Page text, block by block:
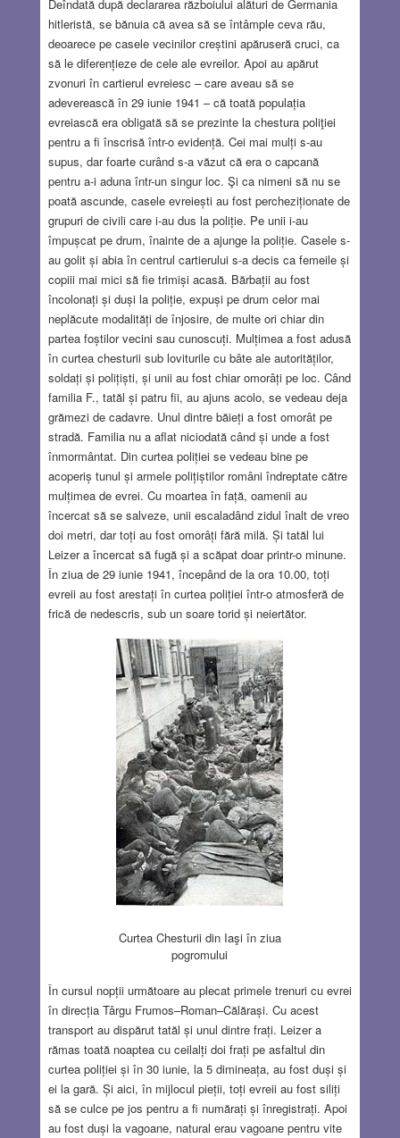
Deîndată după declararea războiului alături de Germania
hitleristă, se bănuia că avea să se întâmple ceva rău,
deoarece pe casele vecinilor creștini apăruseră cruci, ca
să le diferențieze de cele ale evreilor. Apoi au apărut
zvonuri în cartierul evreiesc – care aveau să se
adeverească în 29 iunie 1941 – că toată populația
evreiască era obligată să se prezinte la chestura poliţiei
pentru a fi înscrisă într-o evidență. Cei mai mulți s-au
supus, dar foarte curând s-a văzut că era o capcană
pentru a-i aduna într-un singur loc. Şi ca nimeni să nu se
poată ascunde, casele evreiești au fost percheziționate de
grupuri de civili care i-au dus la poliție. Pe unii i-au
împușcat pe drum, înainte de a ajunge la poliție. Casele s-
au golit și abia în centrul cartierului s-a decis ca femeile și
copiii mai mici să fie trimiși acasă. Bărbații au fost
încolonați și duși la poliție, expuși pe drum celor mai
neplăcute modalități de înjosire, de multe ori chiar din
partea foștilor vecini sau cunoscuți. Mulțimea a fost adusă
în curtea chesturii sub loviturile cu bâte ale autorităților,
soldați și polițiști, și unii au fost chiar omorâți pe loc. Când
familia F., tatăl și patru fii, au ajuns acolo, se vedeau deja
grămezi de cadavre. Unul dintre băieți a fost omorât pe
stradă. Familia nu a aflat niciodată când și unde a fost
înmormântat. Din curtea poliției se vedeau bine pe
acoperiș tunul și armele polițiștilor români îndreptate către
mulțimea de evrei. Cu moartea în față, oamenii au
încercat să se salveze, unii escaladând zidul înalt de vreo
doi metri, dar toți au fost omorâți fără milă. Și tatăl lui
Leizer a încercat să fugă și a scăpat doar printr-o minune.
În ziua de 29 iunie 1941, începând de la ora 10.00, toți
evreii au fost arestați în curtea poliției într-o atmosferă de
frică de nedescris, sub un soare torid și neiertător.
Curtea Chesturii din Iaşi în ziua
pogromului
În cursul nopții următoare au plecat primele trenuri cu evrei
în direcția Târgu Frumos–Roman–Călărași. Cu acest
transport au dispărut tatăl și unul dintre frați. Leizer a
rămas toată noaptea cu ceilalți doi frați pe asfaltul din
curtea poliției și în 30 iunie, la 5 dimineața, au fost duși și
ei la gară. Și aici, în mijlocul pieții, toți evreii au fost siliți
să se culce pe jos pentru a fi numărați și înregistrați. Apoi
au fost duși la vagoane, natural erau vagoane pentru vite